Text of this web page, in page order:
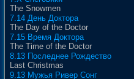
The Snowmen
7.14 День Доктора
The Day of the Doctor
7.15 Время Доктора
The Time of the Doctor
8.13 Последнее Рождество
Last Christmas
9.13 Мужья Ривер Сонг